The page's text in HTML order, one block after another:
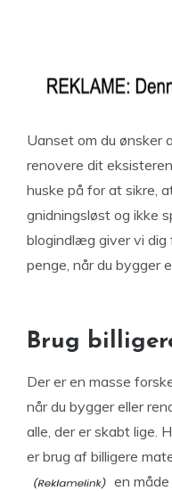
Uanset om du ønsker
renovere dit
huske på for at sikre,
gnidningsløst og ikke
blogindlæg giver vi dig
penge, når du bygger
Brug
Der er en masse
når du bygger eller
alle, der er skabt lige.
er brug af billigere
en